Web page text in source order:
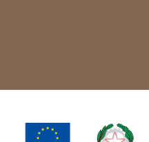
Emilia-Romagna
Cammini Emilia-
von Cammini Emilia-
von Cammini